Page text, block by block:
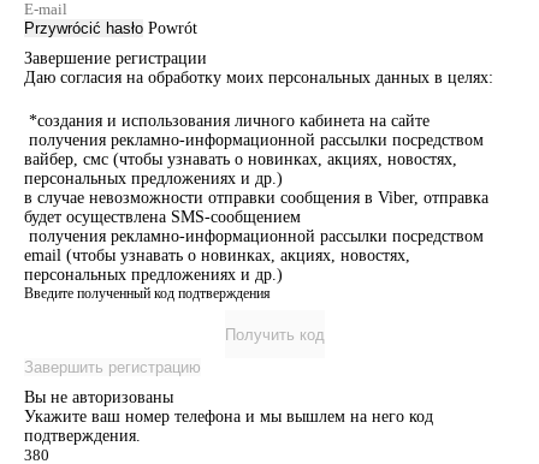
Przywrócić hasło Powrót
Завершение регистрации
Даю согласия на обработку моих персональных данных в целях:
*создания и использования личного кабинета на сайте
получения рекламно-информационной рассылки посредством
вайбер, смс (чтобы узнавать о новинках, акциях, новостях,
персональных предложениях и др.)
в случае невозможности отправки сообщения в Viber, отправка
будет осуществлена SMS-сообщением
получения рекламно-информационной рассылки посредством
email (чтобы узнавать о новинках, акциях, новостях,
персональных предложениях и др.)
Введите полученный код подтверждения
Получить код
Завершить регистрацию
Вы не авторизованы
Укажите ваш номер телефона и мы вышлем на него код
подтверждения.